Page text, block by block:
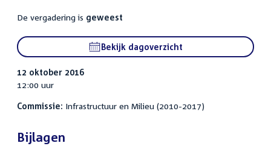
De vergadering is geweest
Bekijk dagoverzicht
12 oktober 2016
12:00 uur
Commissie: Infrastructuur en Milieu (2010-2017)
Bijlagen